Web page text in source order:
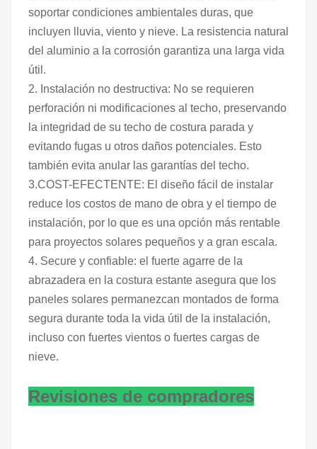
soportar condiciones ambientales duras, que
incluyen lluvia, viento y nieve. La resistencia natural
del aluminio a la corrosión garantiza una larga vida
útil.
2. Instalación no destructiva: No se requieren
perforación ni modificaciones al techo, preservando
la integridad de su techo de costura parada y
evitando fugas u otros daños potenciales. Esto
también evita anular las garantías del techo.
3.COST-EFECTENTE: El diseño fácil de instalar
reduce los costos de mano de obra y el tiempo de
instalación, por lo que es una opción más rentable
para proyectos solares pequeños y a gran escala.
4. Secure y confiable: el fuerte agarre de la
abrazadera en la costura estante asegura que los
paneles solares permanezcan montados de forma
segura durante toda la vida útil de la instalación,
incluso con fuertes vientos o fuertes cargas de
nieve.
Revisiones de compradores